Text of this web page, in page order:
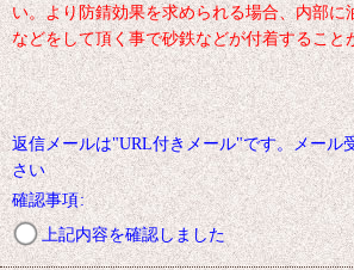
い。より防錆効果を求められる場合、内部に
などをして頂く事で砂鉄などが付着すること
返信メールは"URL付きメール"です。メール
さい
確認事項:
上記内容を確認しました